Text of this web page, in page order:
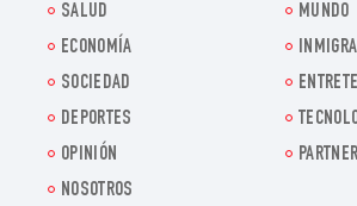
SALUD
MUNDO
ECONOMÍA
SOCIEDAD
DEPORTES
OPINIÓN
NOSOTROS